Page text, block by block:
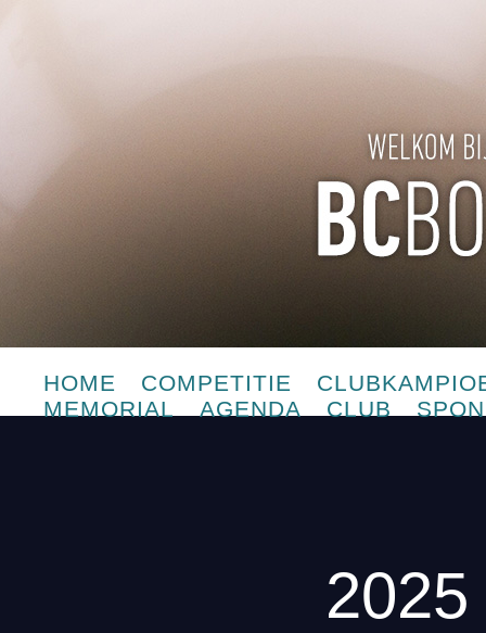
HOME COMPETITIE
MEMORIAL
AGENDA CLUB
2025